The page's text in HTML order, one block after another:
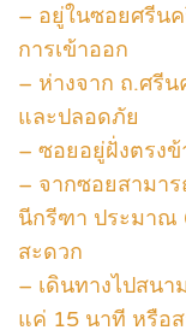
– อยู่ในซอยศรีน
การเข้าออก
– ห่างจาก ถ.ศรี
และปลอดภัย
– ซอยอยู่ฝั่งตรง
– จากซอยสามาร
นีกรีฑา ประมาณ
สะดวก
– เดินทางไปสน
แค่ 15 นาที หรือ